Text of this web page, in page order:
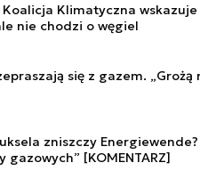
Koalicja Klimatyczna
nie chodzi o węgiel
się z gazem. „Grożą
zniszczy
[KOMENTARZ]